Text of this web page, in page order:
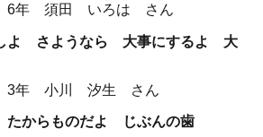
須田 いろは さん
さようなら 大事にするよ 大
小川 汐生 さん
からものだよ じぶんの歯